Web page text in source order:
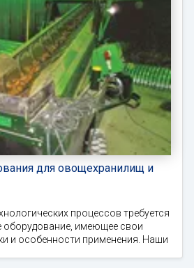
для овощехранилищ и
процессов требуется
оборудование, имеющее свои
и особенности применения. Наши